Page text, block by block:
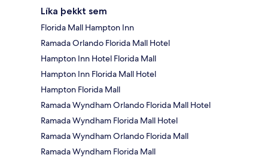
Líka þekkt sem
Florida Mall Hampton Inn
Ramada Orlando Florida Mall Hotel
Hampton Inn Hotel Florida Mall
Hampton Inn Florida Mall Hotel
Hampton Florida Mall
Ramada Wyndham Orlando Florida Mall Hotel
Ramada Wyndham Florida Mall Hotel
Ramada Wyndham Orlando Florida Mall
Ramada Wyndham Florida Mall